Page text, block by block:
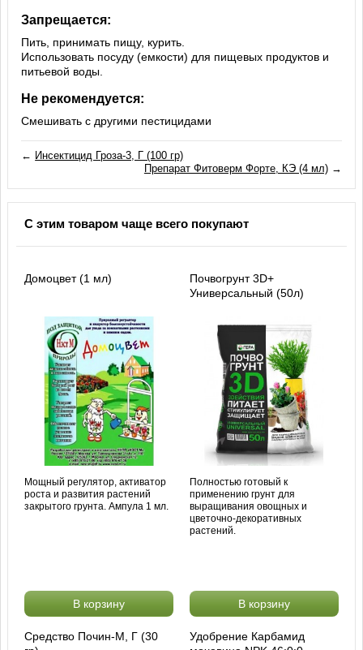
Запрещается:
Пить, принимать пищу, курить.
Использовать посуду (емкости) для пищевых продуктов и
питьевой воды.
Не рекомендуется:
Смешивать с другими пестицидами
← Инсектицид Гроза-3, Г (100 гр)
Препарат Фитоверм Форте, КЭ (4 мл)→
С этим товаром чаще всего покупают
Домоцвет (1 мл)
Мощный регулятор, активатор
роста и развития растений
закрытого грунта. Ампула 1 мл.
В корзину
Почвогрунт 3D+
Универсальный (50л)
Полностью готовый к
применению грунт для
выращивания овощных и
цветочно-декоративных
растений.
В корзину
Средство Почин-М, Г (30
Удобрение Карбамид